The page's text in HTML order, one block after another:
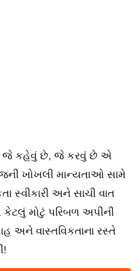
જે કહેવું છે, જે કરવું છે એ
ખોખલી માન્યતાઓ સામે
સ્વીકારી અને સાચી વાત
કેટલું મોટું પરિબળ અપીની
અને વાસ્તવિકતાના રસ્તે